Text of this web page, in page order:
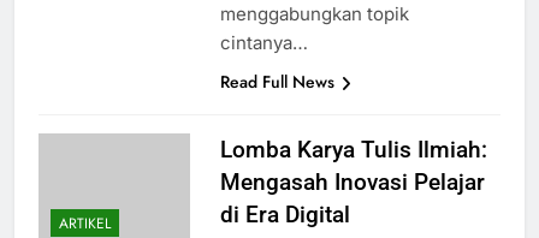
menggabungkan topik
cintanya…
Read Full News
ARTIKEL
Lomba Karya Tulis Ilmiah:
Mengasah Inovasi Pelajar
di Era Digital